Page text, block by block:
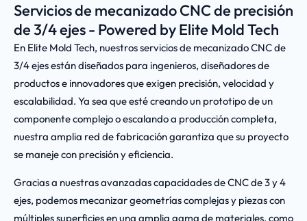
Servicios de mecanizado CNC de precisión
de 3/4 ejes - Powered by Elite Mold Tech
En Elite Mold Tech, nuestros servicios de mecanizado CNC de
3/4 ejes están diseñados para ingenieros, diseñadores de
productos e innovadores que exigen precisión, velocidad y
escalabilidad. Ya sea que esté creando un prototipo de un
componente complejo o escalando a producción completa,
nuestra amplia red de fabricación garantiza que su proyecto
se maneje con precisión y eficiencia.
Gracias a nuestras avanzadas capacidades de CNC de 3 y 4
ejes, podemos mecanizar geometrías complejas y piezas con
múltiples superficies en una amplia gama de materiales, como